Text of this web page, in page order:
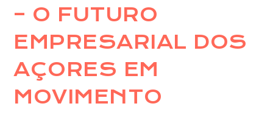
– O FUTURO
EMPRESARIAL DOS
AÇORES EM
MOVIMENTO